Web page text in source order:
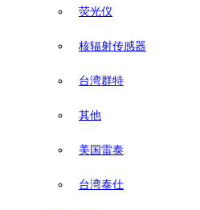
荧光仪
核辐射传感器
台湾群特
其他
美国雷泰
台湾泰仕